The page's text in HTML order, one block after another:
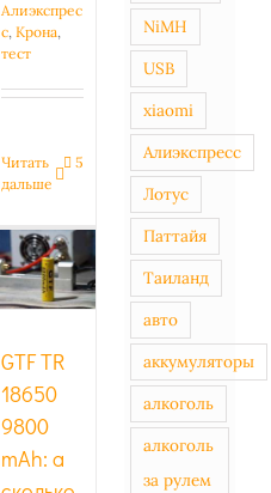
Алиэкспрес
с, Крона,
тест
Читать
дальше
5
18650
9800
mAh: а
сколько в
GTF TR
18650
9800
mAh: а
NiMH
USB
xiaomi
Алиэкспресс
Лотус
Паттайя
Таиланд
авто
аккумуляторы
алкоголь
алкоголь
за рулем